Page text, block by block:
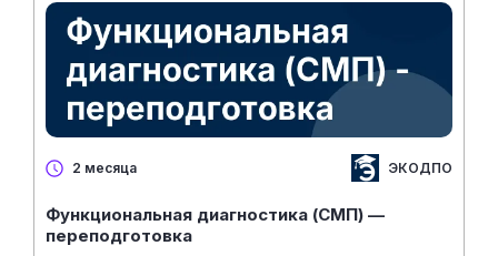
2 месяца ЭКОДПО
Функциональная диагностика (СМП) —
переподготовка